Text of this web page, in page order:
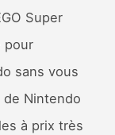
Super
pour
sans vous
Nintendo
à prix très